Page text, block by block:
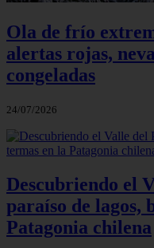
Ola de frío
alertas rojas,
congeladas
24/07/2026
Descubriendo el
paraíso de lagos,
Patagonia chilena